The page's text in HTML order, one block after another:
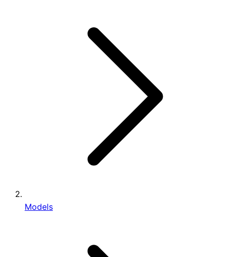
Models